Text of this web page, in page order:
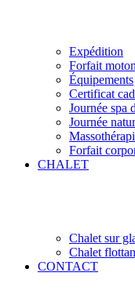
Expédition
Forfait
Équipements
Certificat
Journée spa
Journée
Forfait
CHALET
Chalet sur
Chalet
CONTACT